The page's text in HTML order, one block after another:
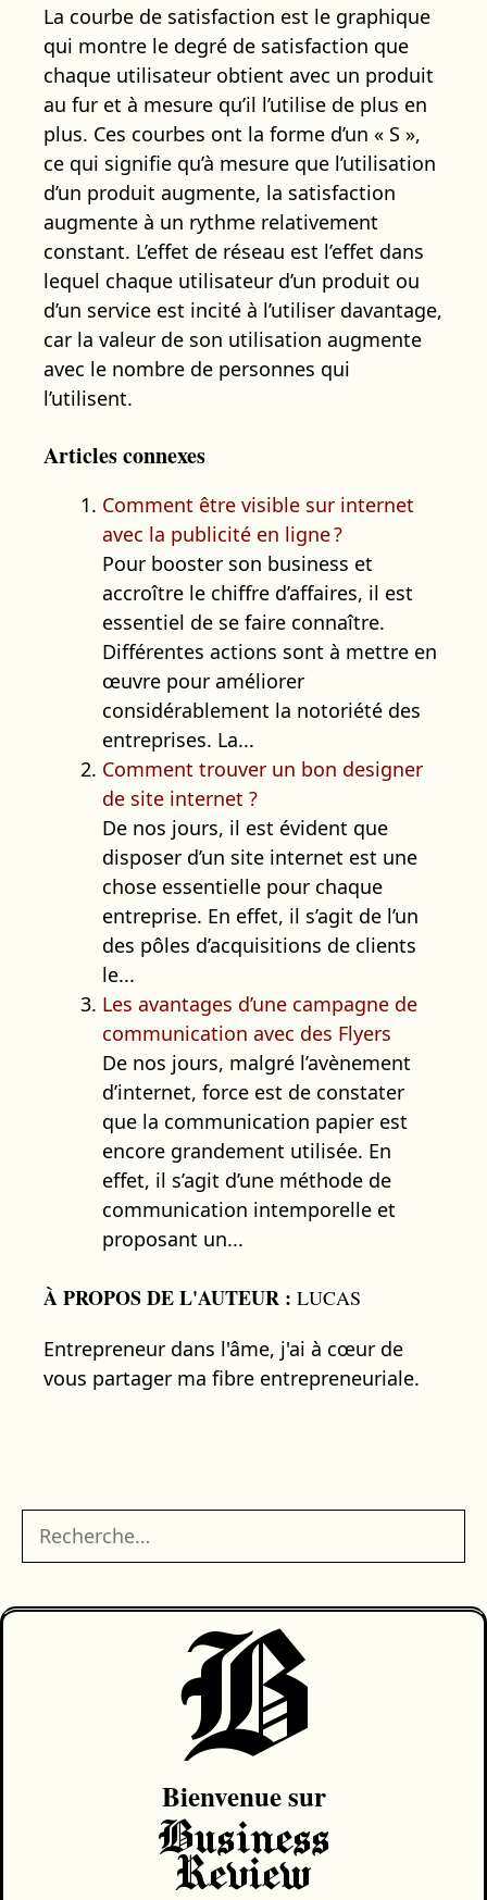
La courbe de satisfaction est le graphique
qui montre le degré de satisfaction que
chaque utilisateur obtient avec un produit
au fur et à mesure qu’il l’utilise de plus en
plus. Ces courbes ont la forme d’un « S »,
ce qui signifie qu’à mesure que l’utilisation
d’un produit augmente, la satisfaction
augmente à un rythme relativement
constant. L’effet de réseau est l’effet dans
lequel chaque utilisateur d’un produit ou
d’un service est incité à l’utiliser davantage,
car la valeur de son utilisation augmente
avec le nombre de personnes qui
l’utilisent.
Articles connexes
Comment être visible sur internet
avec la publicité en ligne ?
Pour booster son business et
accroître le chiffre d’affaires, il est
essentiel de se faire connaître.
Différentes actions sont à mettre en
œuvre pour améliorer
considérablement la notoriété des
entreprises. La...
Comment trouver un bon designer
de site internet ?
De nos jours, il est évident que
disposer d’un site internet est une
chose essentielle pour chaque
entreprise. En effet, il s’agit de l’un
des pôles d’acquisitions de clients
le...
Les avantages d’une campagne de
communication avec des Flyers
De nos jours, malgré l’avènement
d’internet, force est de constater
que la communication papier est
encore grandement utilisée. En
effet, il s’agit d’une méthode de
communication intemporelle et
proposant un...
À PROPOS DE L'AUTEUR : LUCAS
Entrepreneur dans l'âme, j'ai à cœur de
vous partager ma fibre entrepreneuriale.
Rechercher :
B
Bienvenue sur
Business
Review